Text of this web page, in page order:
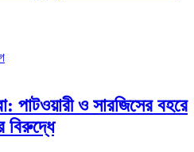
পাটওয়ারী ও সারজিসের বহরে
বিরুদ্ধে